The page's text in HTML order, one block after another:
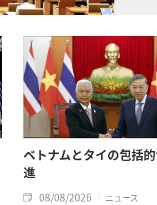
ベトナムとタイの包括
進
08/08/2026 ニュース